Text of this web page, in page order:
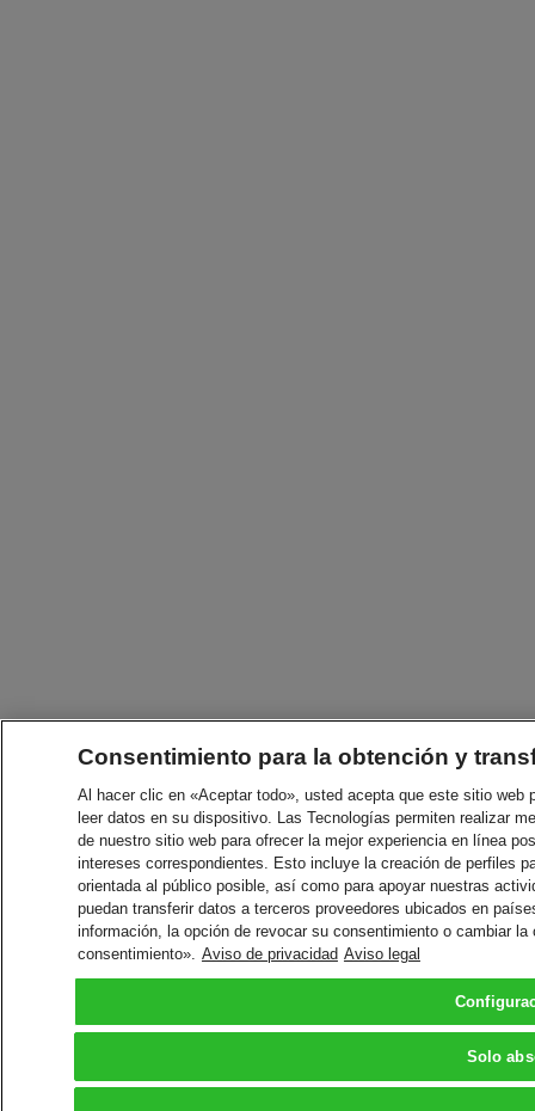
Consentimiento para la obtención y
Al hacer clic en «Aceptar todo», usted acepta que este sitio
leer datos en su dispositivo. Las Tecnologías permiten realizar
de nuestro sitio web para ofrecer la mejor experiencia en línea
intereses correspondientes. Esto incluye la creación de perfiles
orientada al público posible, así como para apoyar nuestras
puedan transferir datos a terceros proveedores ubicados en
información, la opción de revocar su consentimiento o cambiar
consentimiento». Aviso de privacidad Aviso legal
Solo